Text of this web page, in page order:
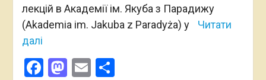
лекцій в Академії ім. Якуба з Парадижу
(Akademia im. Jakuba z Paradyża) у
Читати
далі
Facebook
Mastodon
Email